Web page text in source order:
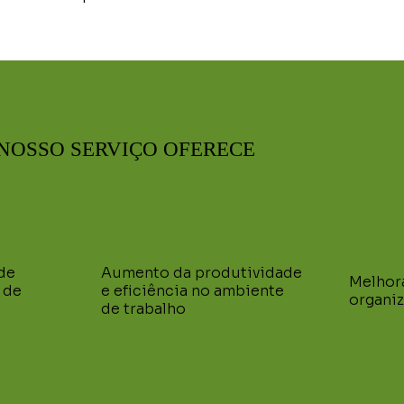
SERVIÇO OFERECE
Aumento da produtividade
e eficiência no ambiente
de trabalho